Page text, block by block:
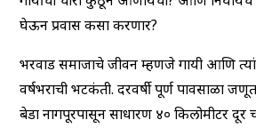
घेऊन प्रवास कसा करणार?
भरवाड समाजाचे जीवन म्हणजे गायी आणि
वर्षभराची भटकंती. दरवर्षी पूर्ण पावसाळा
बेडा नागपूरपासून साधारण ४० किलोमीटर दूर